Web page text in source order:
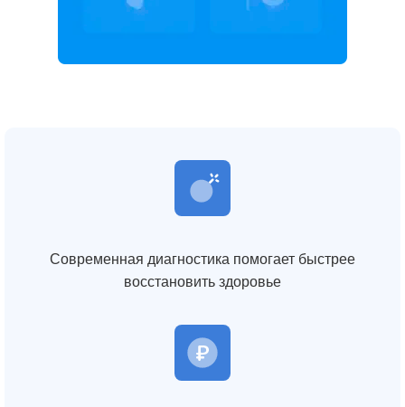
Современная диагностика помогает быстрее
восстановить здоровье